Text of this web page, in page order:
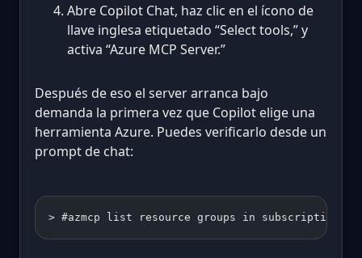
Abre Copilot Chat, haz clic en el ícono de
llave inglesa etiquetado “Select tools,” y
activa “Azure MCP Server.”
Después de eso el server arranca bajo
demanda la primera vez que Copilot elige una
herramienta Azure. Puedes verificarlo desde un
prompt de chat:
> #azmcp list resource groups in subscription